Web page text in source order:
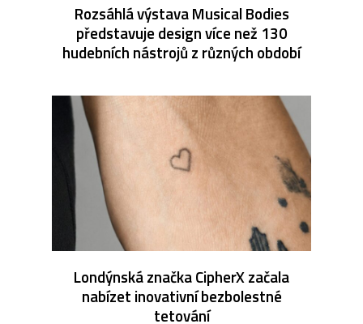
Rozsáhlá výstava Musical Bodies
představuje design více než 130
hudebních nástrojů z různých období
Londýnská značka CipherX začala
nabízet inovativní bezbolestné
tetování